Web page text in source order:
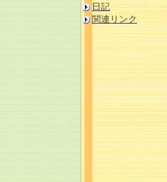
日記
関連リンク